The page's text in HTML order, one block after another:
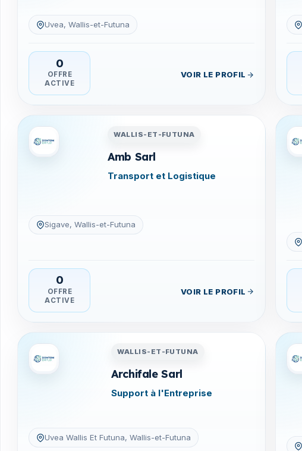
Uvea, Wallis-et-Futuna
0
OFFRE
ACTIVE
VOIR LE PROFIL
WALLIS-ET-FUTUNA
Amb Sarl
Transport et Logistique
Sigave, Wallis-et-Futuna
0
OFFRE
ACTIVE
VOIR LE PROFIL
Entreprises en Wallis-et-Futuna
WALLIS-ET-FUTUNA
Archifale Sarl
Support à l'Entreprise
Uvea Wallis Et Futuna, Wallis-et-Futuna
Entreprises en Wallis-et-Futuna